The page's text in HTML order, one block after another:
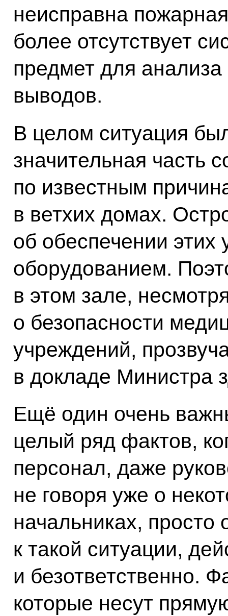
неисправна
более отсутствует
предмет для
выводов.
В целом ситуация
значительная часть
по известным
в ветхих домах.
об обеспечении
оборудованием.
в этом зале,
о безопасности
учреждений,
в докладе Министра
Ещё один очень
целый ряд фактов,
персонал, даже
не говоря уже о
начальниках, просто
к такой ситуации,
и безответственно.
которые несут